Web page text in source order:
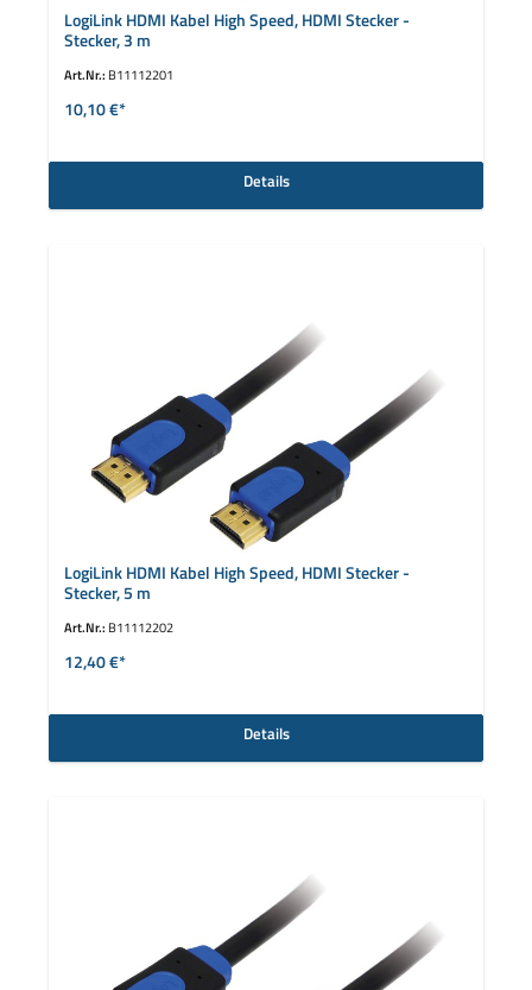
LogiLink HDMI Kabel High Speed, HDMI Stecker -
Stecker, 3 m
Art.Nr.: B11112201
10,10 €*
Details
LogiLink HDMI Kabel High Speed, HDMI Stecker -
Stecker, 5 m
Art.Nr.: B11112202
12,40 €*
Details